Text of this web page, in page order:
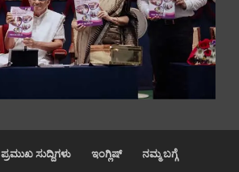
ಪ್ರಮುಖ ಸುದ್ದಿಗಳು ಇಂಗ್ಲಿಷ್ ನಮ್ಮ ಬಗ್ಗೆ